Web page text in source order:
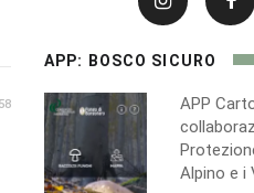
APP: BOSCO SICURO
APP
Alpino e i